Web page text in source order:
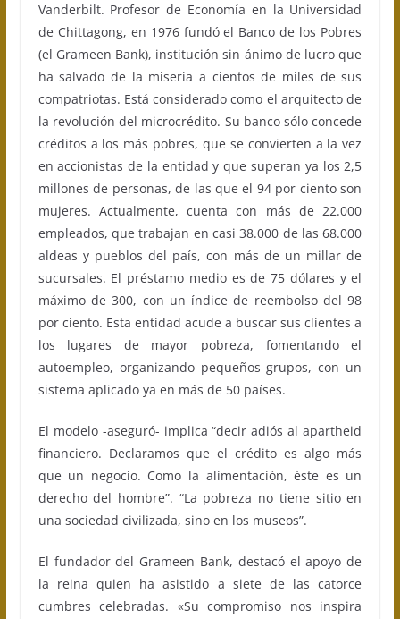
Vanderbilt. Profesor de Economía en la Universidad
de Chittagong, en 1976 fundó el Banco de los Pobres
(el Grameen Bank), institución sin ánimo de lucro que
ha salvado de la miseria a cientos de miles de sus
compatriotas. Está considerado como el arquitecto de
la revolución del microcrédito. Su banco sólo concede
créditos a los más pobres, que se convierten a la vez
en accionistas de la entidad y que superan ya los 2,5
millones de personas, de las que el 94 por ciento son
mujeres. Actualmente, cuenta con más de 22.000
empleados, que trabajan en casi 38.000 de las 68.000
aldeas y pueblos del país, con más de un millar de
sucursales. El préstamo medio es de 75 dólares y el
máximo de 300, con un índice de reembolso del 98
por ciento. Esta entidad acude a buscar sus clientes a
los lugares de mayor pobreza, fomentando el
autoempleo, organizando pequeños grupos, con un
sistema aplicado ya en más de 50 países.
El modelo -aseguró- implica “decir adiós al apartheid
financiero. Declaramos que el crédito es algo más
que un negocio. Como la alimentación, éste es un
derecho del hombre”. “La pobreza no tiene sitio en
una sociedad civilizada, sino en los museos”.
El fundador del Grameen Bank, destacó el apoyo de
la reina quien ha asistido a siete de las catorce
cumbres celebradas. «Su compromiso nos inspira